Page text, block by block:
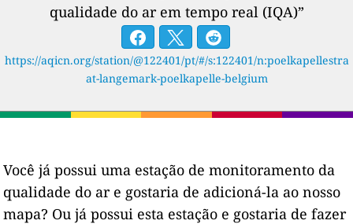
qualidade do ar em tempo real (IQA)”
https://aqicn.org/station/@122401/pt/#/s:122401/n:poelkapellestra
at-langemark-poelkapelle-belgium
Você já possui uma estação de monitoramento da
qualidade do ar e gostaria de adicioná-la ao nosso
mapa? Ou já possui esta estação e gostaria de fazer